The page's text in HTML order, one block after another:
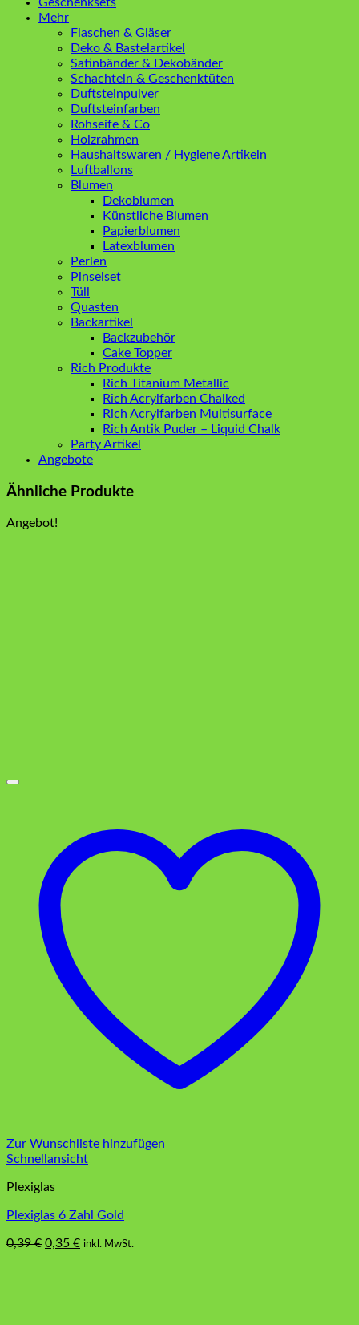
Mehr
Flaschen & Gläser
Deko & Bastelartikel
Satinbänder & Dekobänder
Schachteln & Geschenktüten
Duftsteinpulver
Duftsteinfarben
Rohseife & Co
Holzrahmen
Haushaltswaren / Hygiene Artikeln
Luftballons
Blumen
Dekoblumen
Künstliche Blumen
Papierblumen
Latexblumen
Perlen
Pinselset
Tüll
Quasten
Backartikel
Backzubehör
Cake Topper
Rich Produkte
Rich Titanium Metallic
Rich Acrylfarben Chalked
Rich Acrylfarben Multisurface
Rich Antik Puder – Liquid Chalk
Party Artikel
Angebote
Ähnliche Produkte
Angebot!
Zur Wunschliste hinzufügen
Schnellansicht
Plexiglas
Plexiglas 6 Zahl Gold
0,39€ Ursprünglicher
0,35 €Aktueller
inkl. MwSt.